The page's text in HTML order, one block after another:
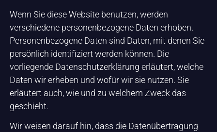
Wenn Sie diese Website benutzen, werden
verschiedene personenbezogene Daten erhoben.
Personenbezogene Daten sind Daten, mit denen Sie
persönlich identifiziert werden können. Die
vorliegende Datenschutzerklärung erläutert, welche
Daten wir erheben und wofür wir sie nutzen. Sie
erläutert auch, wie und zu welchem Zweck das
geschieht.
Wir weisen darauf hin, dass die Datenübertragung